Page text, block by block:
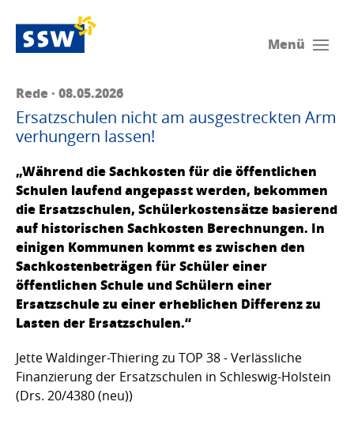
Menü
Rede · 08.05.2026
Ersatzschulen nicht am ausgestreckten Arm
verhungern lassen!
„Während die Sachkosten für die öffentlichen
Schulen laufend angepasst werden, bekommen
die Ersatzschulen, Schülerkostensätze basierend
auf historischen Sachkosten Berechnungen. In
einigen Kommunen kommt es zwischen den
Sachkostenbeträgen für Schüler einer
öffentlichen Schule und Schülern einer
Ersatzschule zu einer erheblichen Differenz zu
Lasten der Ersatzschulen.“
Jette Waldinger-Thiering zu TOP 38 - Verlässliche
Finanzierung der Ersatzschulen in Schleswig-Holstein
(Drs. 20/4380 (neu))